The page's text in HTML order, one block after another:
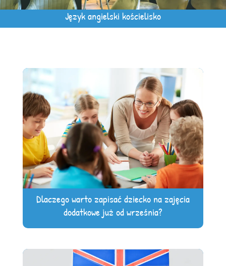
Język angielski kościelisko
Dlaczego warto zapisać dziecko na zajęcia
dodatkowe już od września?